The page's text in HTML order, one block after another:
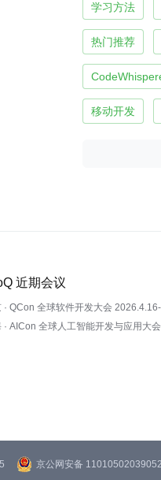
学习方法
热门推荐
移动开发
近期会议
· QCon 全球软件开发大会
· AICon 全球人工智能开发与应用大
京公网安备